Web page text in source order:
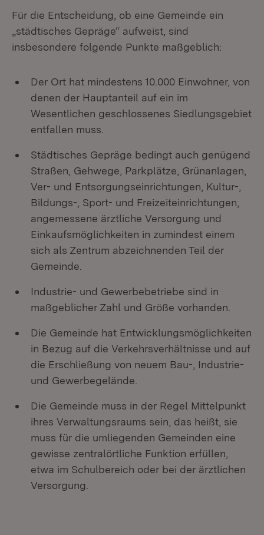
Für die Entscheidung, ob eine Gemeinde ein
„städtisches Gepräge“ aufweist, sind
insbesondere folgende Punkte maßgeblich:
Der Ort hat mindestens 10.000 Einwohner, von
denen der Hauptanteil auf ein im
Wesentlichen geschlossenes Siedlungsgebiet
entfallen muss.
Städtisches Gepräge bedingt auch genügend
Straßen, Gehwege, Parkplätze, Grünanlagen,
Ver- und Entsorgungseinrichtungen, Kultur-,
Bildungs-, Sport- und Freizeiteinrichtungen,
angemessene ärztliche Versorgung und
Einkaufsmöglichkeiten in zumindest einem
sich als Zentrum abzeichnenden Teil der
Gemeinde.
Industrie- und Gewerbebetriebe sind in
maßgeblicher Zahl und Größe vorhanden.
Die Gemeinde hat Entwicklungsmöglichkeiten
in Bezug auf die Verkehrsverhältnisse und auf
die Erschließung von neuem Bau-, Industrie-
und Gewerbegelände.
Die Gemeinde muss in der Regel Mittelpunkt
ihres Verwaltungsraums sein, das heißt, sie
muss für die umliegenden Gemeinden eine
gewisse zentralörtliche Funktion erfüllen,
etwa im Schulbereich oder bei der ärztlichen
Versorgung.